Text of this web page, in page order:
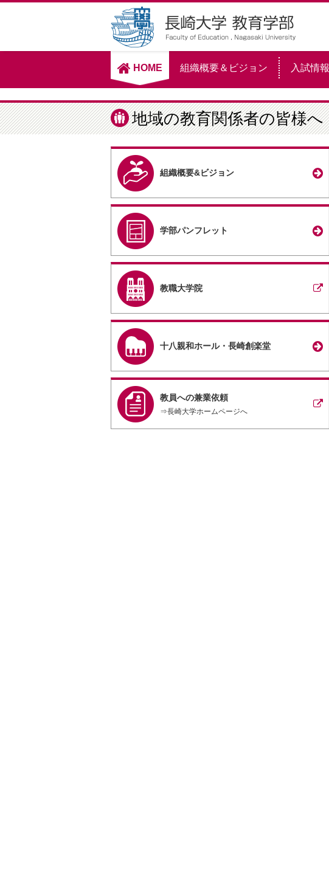
HOME 組織概要＆ビジョン 入試情報
地域の教育関係者の皆様へ
組織概要&ビジョン
学部パンフレット
教職大学院
十八親和ホール・長崎創楽堂
教員への兼業依頼
⇒長崎大学ホームページへ